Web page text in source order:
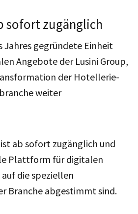
sofort zugänglich
Jahres gegründete Einheit
Angebote der Lusini Group,
der Hotellerie-
weiter
ab sofort zugänglich und
Plattform für digitalen
die speziellen
Branche abgestimmt sind.